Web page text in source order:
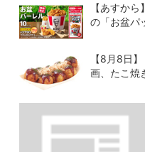
【あすか
の「お盆パ
【8月8日
画、たこ焼